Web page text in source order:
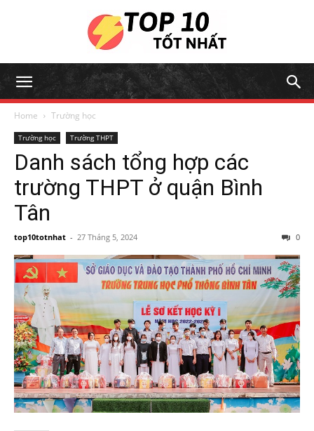
Home Trường học
Trường học Trường THPT
Danh sách tổng hợp các
trường THPT ở quận Bình
Tân
top10totnhat - 27 Tháng 5, 2024 0